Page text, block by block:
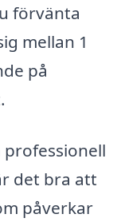
förvänta
mellan 1
på
det bra att
påverkar